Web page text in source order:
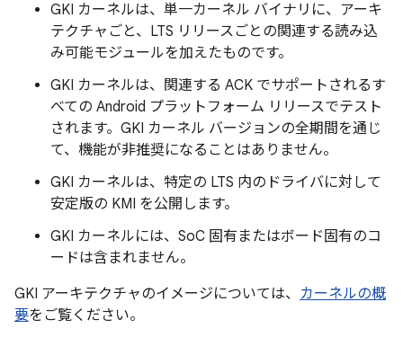
GKI カーネルは、単一カーネル バイナリに、アーキ
テクチャごと、LTS リリースごとの関連する読み込
み可能モジュールを加えたものです。
GKI カーネルは、関連する ACK でサポートされるす
べての Android プラットフォーム リリースでテスト
されます。GKI カーネル バージョンの全期間を通じ
て、機能が非推奨になることはありません。
GKI カーネルは、特定の LTS 内のドライバに対して
安定版の KMI を公開します。
GKI カーネルには、SoC 固有またはボード固有のコ
ードは含まれません。
GKI アーキテクチャのイメージについては、 カーネルの概
要をご覧ください。